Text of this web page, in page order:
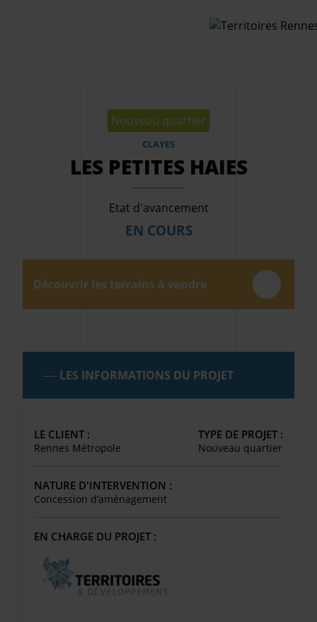
Offres
Nouveau quartier
CLAYES
LES PETITES HAIES
Etat d'avancement
EN COURS
Découvrir les terrains à vendre
LES INFORMATIONS DU PROJET
LE CLIENT :
Rennes Métropole
TYPE DE PROJET :
Nouveau quartier
NATURE D'INTERVENTION :
Concession d’aménagement
EN CHARGE DU PROJET :